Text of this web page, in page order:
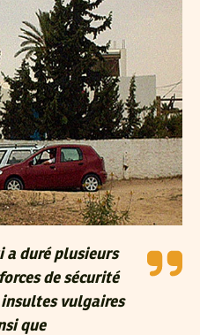
a duré plusieurs
de sécurité
insultes vulgaires
que